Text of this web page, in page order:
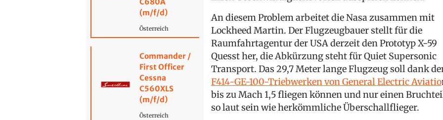
(m/f/d)
Österreich
Commander /
First Officer
Cessna
C560XLS
(m/f/d)
Österreich
An diesem Problem arbeitet die Nasa zusammen mit
Lockheed Martin. Der Flugzeugbauer stellt für die
Raumfahrtagentur der USA derzeit den Prototyp X-59
Quesst her, die Abkürzung steht für Quiet Supersonic
Transport. Das 29,7 Meter lange Flugzeug soll dank
F414-GE-100-Triebwerken von General Electric Aviatio
bis zu Mach 1,5 fliegen können und nur einen
so laut sein wie herkömmliche Überschallflieger.